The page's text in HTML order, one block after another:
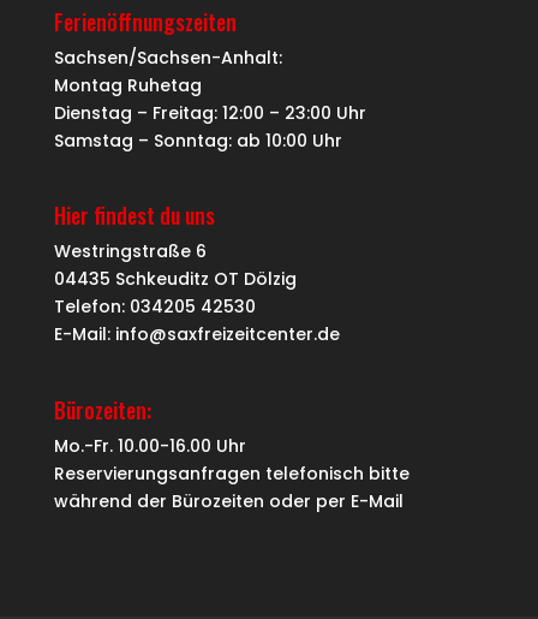
Ferienöffnungszeiten
Sachsen/Sachsen-Anhalt:
Montag Ruhetag
Dienstag – Freitag: 12:00 – 23:00 Uhr
Samstag – Sonntag: ab 10:00 Uhr
Hier findest du uns
Westringstraße 6
04435 Schkeuditz OT Dölzig
Telefon: 034205 42530
E-Mail: info@saxfreizeitcenter.de
Bürozeiten:
Mo.-Fr. 10.00-16.00 Uhr
Reservierungsanfragen telefonisch bitte
während der Bürozeiten oder per E-Mail